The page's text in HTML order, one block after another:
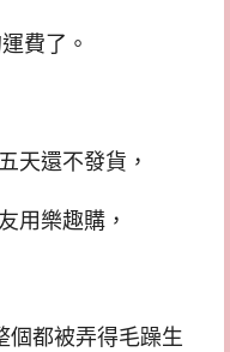
費了。
天還不發貨，
用樂趣購，
個都被弄得毛躁生